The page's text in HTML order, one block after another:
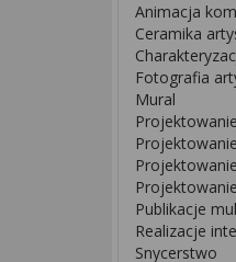
Animacja
Ceramika
Fotografia
Mural
Publikacje
Realizacje
Snycerstwo